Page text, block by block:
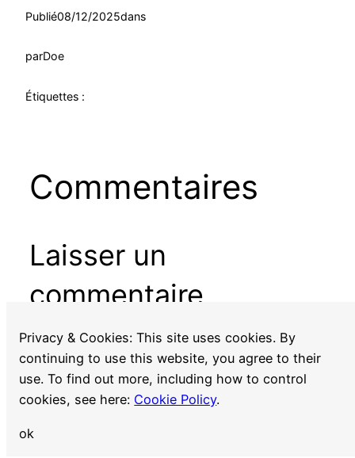
Publié08/12/2025dans
parDoe
Étiquettes :
Commentaires
Laisser un
commentaire
Vous devezvous connecterpour publier un
commentaire.
Privacy & Cookies: This site uses cookies. By
continuing to use this website, you agree to their
use. To find out more, including how to control
cookies, see here: Cookie Policy.
ok